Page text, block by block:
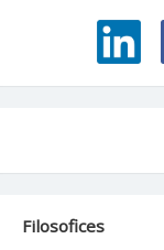
Filosofices